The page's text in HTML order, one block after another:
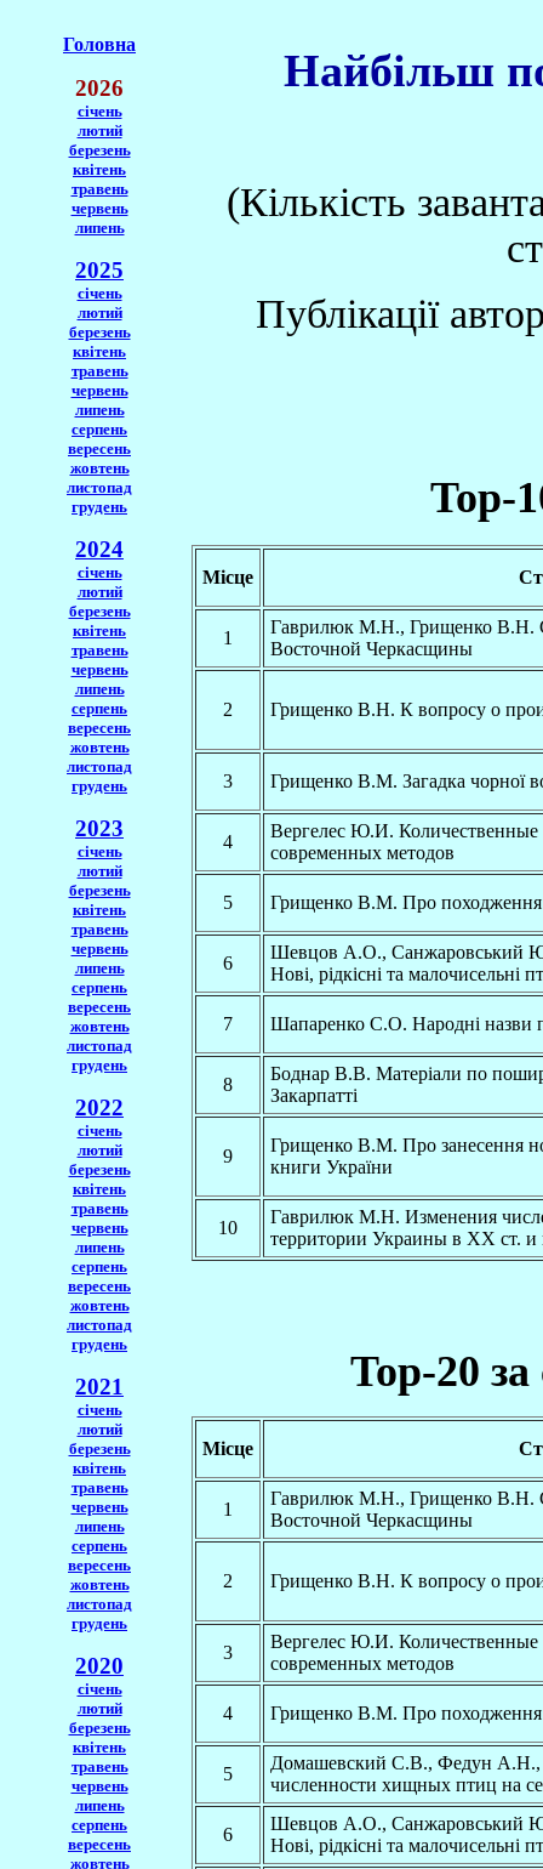
Головна
2026
січень
лютий
березень
квітень
травень
червень
липень
2025
січень
лютий
березень
квітень
травень
червень
липень
серпень
вересень
жовтень
листопад
грудень
2024
січень
лютий
березень
квітень
травень
червень
липень
серпень
вересень
жовтень
листопад
грудень
2023
січень
лютий
березень
квітень
травень
червень
липень
серпень
вересень
жовтень
листопад
грудень
2022
січень
лютий
березень
квітень
травень
червень
липень
серпень
вересень
жовтень
листопад
грудень
2021
січень
лютий
березень
квітень
травень
червень
липень
серпень
вересень
жовтень
листопад
грудень
2020
січень
лютий
березень
квітень
травень
червень
липень
серпень
вересень
жовтень
Найбільш
(Кількість
Публікації
Top-
Місце
1
Гаврилюк М.Н., Грищенко В.Н.
Восточной Черкасщины
2 Грищенко В.Н. К вопросу о
3 Грищенко В.М. Загадка чорної
4
Вергелес Ю.И. Количественные
современных методов
5 Грищенко В.М. Про походження
6
Шевцов А.О., Санжаровський
Нові, рідкісні та малочисельні
7 Шапаренко С.О. Народнi назви
8
Боднар В.В. Матеріали по
Закарпатті
9
Грищенко В.М. Про занесення
книги України
10
Гаврилюк М.Н. Изменения
территории Украины в XX ст.
Top-20 за
Місце
1
Гаврилюк М.Н., Грищенко В.Н.
Восточной Черкасщины
2 Грищенко В.Н. К вопросу о
3
Вергелес Ю.И. Количественные
современных методов
4 Грищенко В.М. Про походження
5
Домашевский С.В., Федун А.Н.,
численности хищных птиц на
6
Шевцов А.О., Санжаровський
Нові, рідкісні та малочисельні